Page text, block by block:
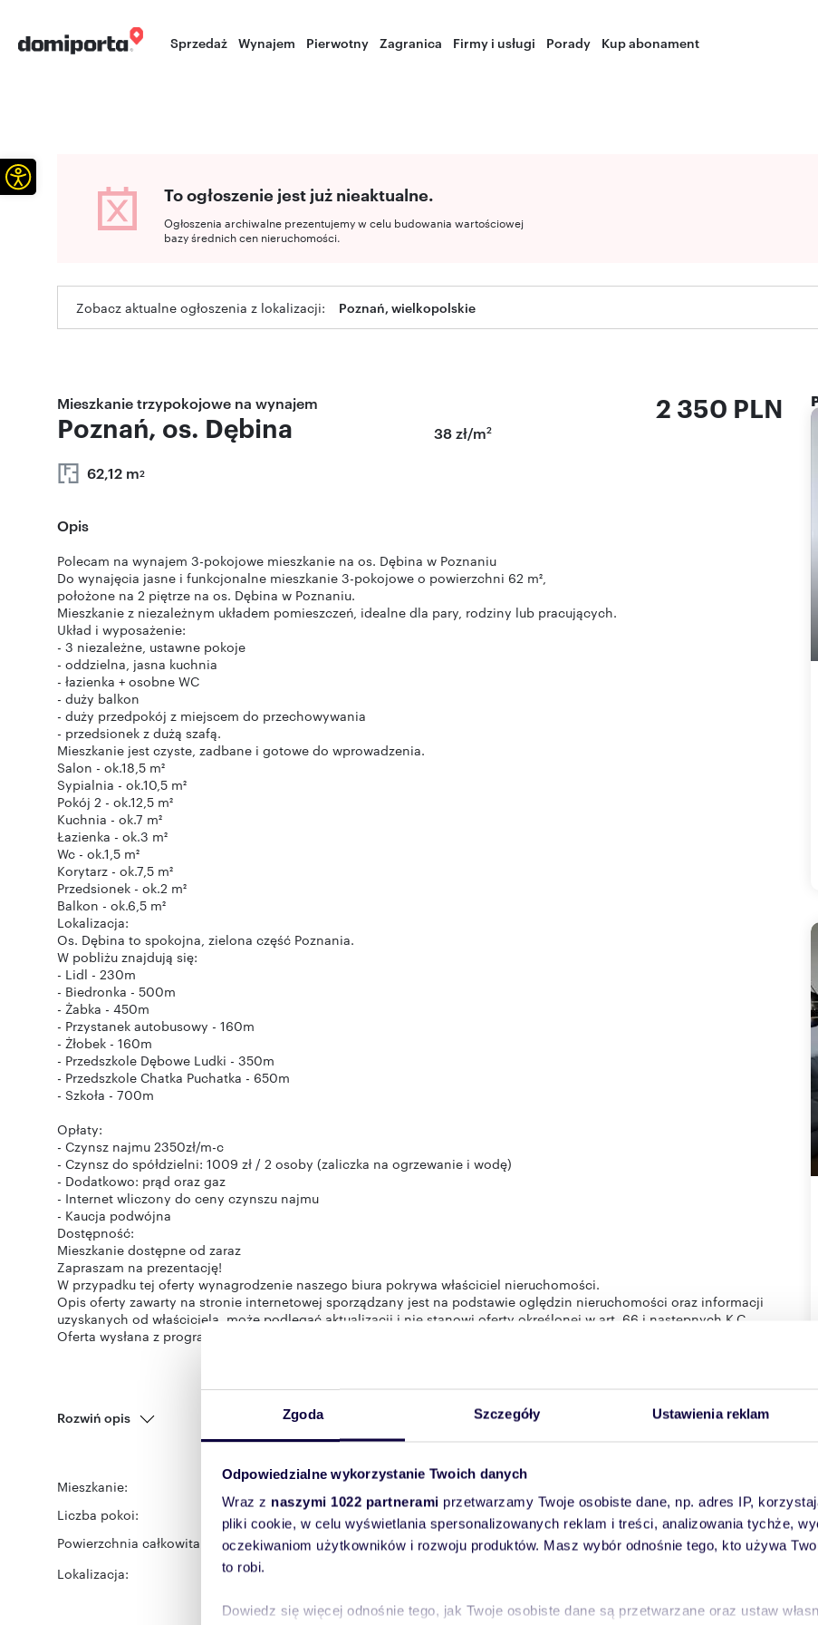
Zgoda Szczegóły Ustawienia reklam
Odpowiedzialne wykorzystanie Twoich danych
Wraz z naszymi 1022 partnerami przetwarzamy Twoje osobiste dane, np. adres IP,
pliki cookie, w celu wyświetlania spersonalizowanych reklam i treści, analizowania tychże,
oczekiwaniom użytkowników i rozwoju produktów. Masz wybór odnośnie tego, kto używa
to robi.
Dowiedz się więcej odnośnie tego, jak Twoje osobiste dane są przetwarzane oraz ustaw
Sprzedaż Wynajem Pierwotny Zagranica Firmy i usługi Porady Kup abonament
To ogłoszenie jest już nieaktualne.
Ogłoszenia archiwalne prezentujemy w celu budowania wartościowej
bazy średnich cen nieruchomości.
Zobacz aktualne ogłoszenia z lokalizacji: Poznań, wielkopolskie
Mieszkanie trzypokojowe na wynajem
Poznań, os. Dębina
62,12 m2
2 350 PLN
38 zł/m2
Opis
Polecam na wynajem 3-pokojowe mieszkanie na os. Dębina w Poznaniu
Do wynajęcia jasne i funkcjonalne mieszkanie 3-pokojowe o powierzchni 62 m²,
położone na 2 piętrze na os. Dębina w Poznaniu.
Mieszkanie z niezależnym układem pomieszczeń, idealne dla pary, rodziny lub pracujących.
Układ i wyposażenie:
- 3 niezależne, ustawne pokoje
- oddzielna, jasna kuchnia
- łazienka + osobne WC
- duży balkon
- duży przedpokój z miejscem do przechowywania
- przedsionek z dużą szafą.
Mieszkanie jest czyste, zadbane i gotowe do wprowadzenia.
Salon - ok.18,5 m²
Sypialnia - ok.10,5 m²
Pokój 2 - ok.12,5 m²
Kuchnia - ok.7 m²
Łazienka - ok.3 m²
Wc - ok.1,5 m²
Korytarz - ok.7,5 m²
Przedsionek - ok.2 m²
Balkon - ok.6,5 m²
Lokalizacja:
Os. Dębina to spokojna, zielona część Poznania.
W pobliżu znajdują się:
- Lidl - 230m
- Biedronka - 500m
- Żabka - 450m
- Przystanek autobusowy - 160m
- Żłobek - 160m
- Przedszkole Dębowe Ludki - 350m
- Przedszkole Chatka Puchatka - 650m
- Szkoła - 700m
Opłaty:
- Czynsz najmu 2350zł/m-c
- Czynsz do spółdzielni: 1009 zł / 2 osoby (zaliczka na ogrzewanie i wodę)
- Dodatkowo: prąd oraz gaz
- Internet wliczony do ceny czynszu najmu
- Kaucja podwójna
Dostępność:
Mieszkanie dostępne od zaraz
Zapraszam na prezentację!
W przypadku tej oferty wynagrodzenie naszego biura pokrywa właściciel nieruchomości.
Opis oferty zawarty na stronie internetowej sporządzany jest na podstawie oględzin nieruchomości oraz informacji
uzyskanych od właściciela, może podlegać aktualizacji i nie stanowi oferty określonej w art. 66 i następnych K.C.
Oferta wysłana z programu dla biur nieruchomości ASARI CRM (asaricrm.com)
Rozwiń opis
Mieszkanie:
Liczba pokoi:
Powierzchnia całkowita: 62,12 m2
Lokalizacja: województwo:
Otwórz pasek narzędzi